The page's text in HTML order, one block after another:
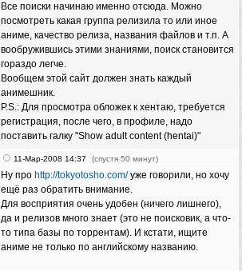
Все поиски начинаю именно отсюда. Можно
посмотреть какая группа релизила то или иное
аниме, качество релиза, названия файлов и т.п. А
вообружившись этими знаниями, поиск становится
гораздо легче.
Вообщем этой сайт должен знать каждый
анимешник.
P.S.: Для просмотра обложек к хентаю, требуется
регистрация, после чего, в профиле, надо
поставить галку "Show adult content (hentai)"
11-Мар-2008 14:37 (спустя 50 минут)
Ну про http://tokyotosho.com/уже говорили, но хочу
ещё раз обратить внимание.
Для восприятия очень удобен (ничего лишнего),
да и релизов много знает (это не поисковик, а что-
то типа базы по торрентам). И кстати, ищите
аниме не только по английскому названию.